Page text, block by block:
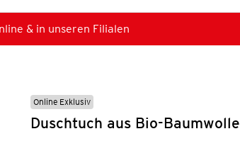
& in unseren Filialen
Online Exklusiv
Duschtuch aus Bio-Baumwolle